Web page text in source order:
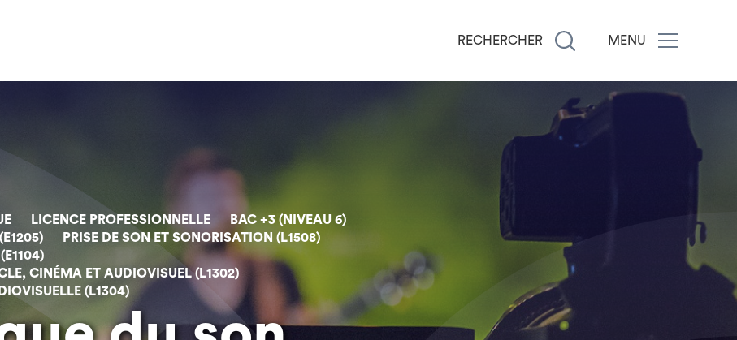
RECHERCHER MENU
LICENCE PROFESSIONNELLE
BAC +3 (NIVEAU 6)
PRISE DE SON ET SONORISATION (L1508)
CINÉMA ET AUDIOVISUEL (L1302)
(L1304)